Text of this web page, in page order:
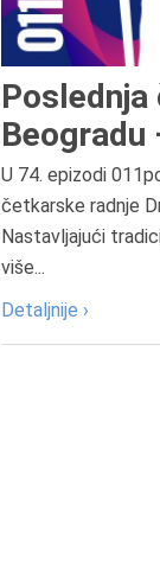
Beogradu
U 74. epizodi
četkarske radnje
Nastavljajući
više...
Detaljnije ›